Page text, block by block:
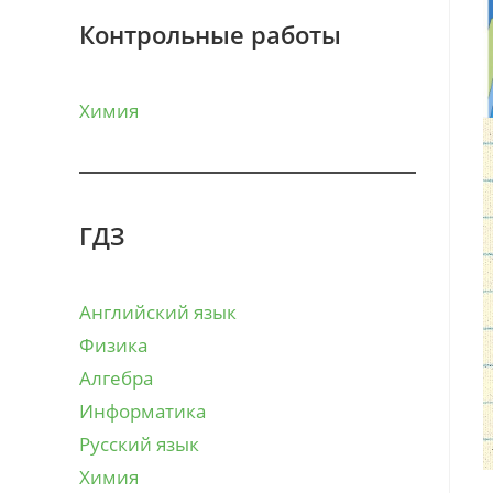
Контрольные работы
Химия
ГДЗ
Английский язык
Физика
Алгебра
Информатика
Русский язык
Химия